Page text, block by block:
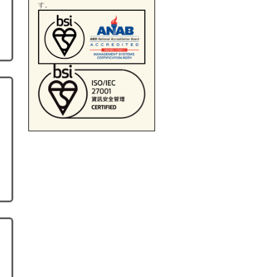
す。